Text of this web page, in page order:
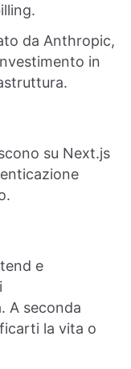
da Anthropic,
in
su Next.js
e
A seconda
la vita o